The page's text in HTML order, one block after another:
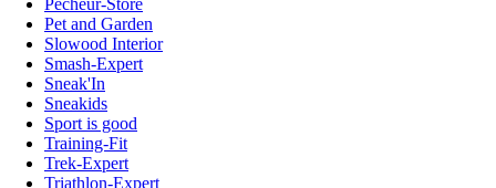
Pet and Garden
Slowood Interior
Smash-Expert
Sneak'In
Sneakids
Sport is good
Training-Fit
Trek-Expert
Triathlon-Expert